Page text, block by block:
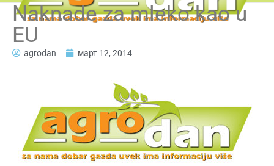
Naknade za mleko kao u
EU
agrodan март 12, 2014